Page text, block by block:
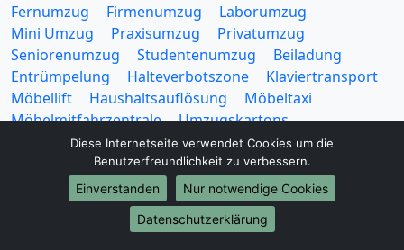
Fernumzug
Firmenumzug
Laborumzug
Mini Umzug
Praxisumzug
Privatumzug
Seniorenumzug
Studentenumzug
Beiladung
Entrümpelung
Halteverbotszone
Klaviertransport
Möbellift
Haushaltsauflösung
Möbeltaxi
Möbelmitfahrzentrale
Umzugskartons
Europa-Umzüge
Diese Internetseite verwendet Cookies um die
Benutzerfreundlichkeit zu verbessern.
Einverstanden
Nur notwendige Cookies
Datenschutzerklärung